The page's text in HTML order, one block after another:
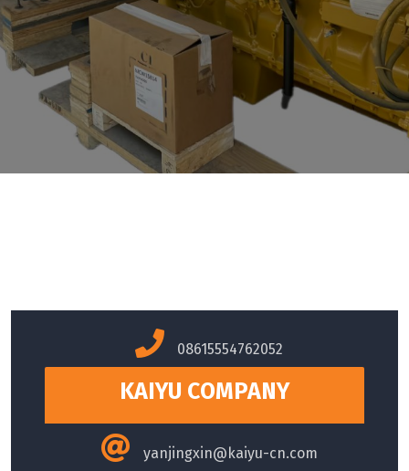
08615554762052
KAIYU COMPANY
yanjingxin@kaiyu-cn.com